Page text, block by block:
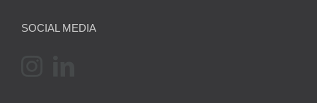
SOCIAL MEDIA